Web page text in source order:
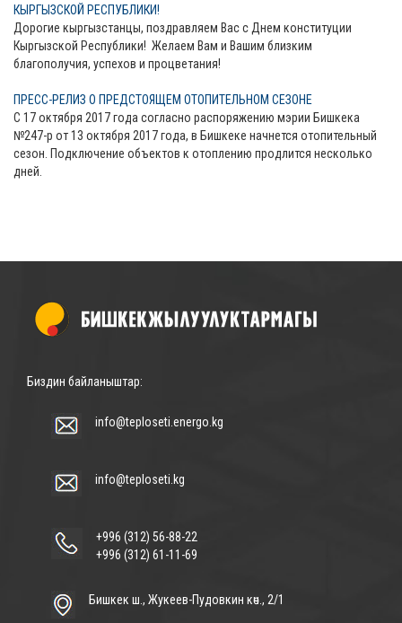
КЫРГЫЗСКОЙ РЕСПУБЛИКИ!
Дорогие кыргызстанцы, поздравляем Вас с Днем конституции
Кыргызской Республики! Желаем Вам и Вашим близким
благополучия, успехов и процветания!
ПРЕСС-РЕЛИЗ О ПРЕДСТОЯЩЕМ ОТОПИТЕЛЬНОМ СЕЗОНЕ
С 17 октября 2017 года согласно распоряжению мэрии Бишкека
№247-р от 13 октября 2017 года, в Бишкеке начнется отопительный
сезон. Подключение объектов к отоплению продлится несколько
дней.
Биздин байланыштар:
info@teploseti.energo.kg
info@teploseti.kg
+996 (312) 56-88-22
+996 (312) 61-11-69
Бишкек ш., Жукеев-Пудовкин көч., 2/1